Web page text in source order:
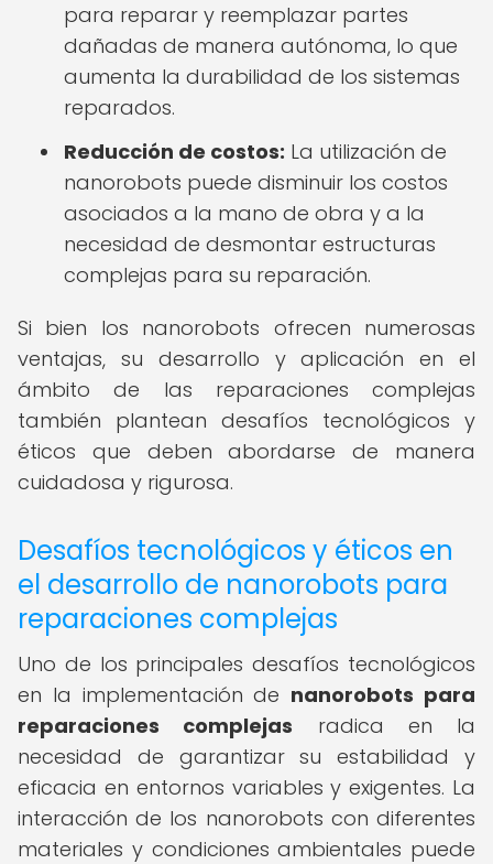
para reparar y reemplazar partes
dañadas de manera autónoma, lo que
aumenta la durabilidad de los sistemas
reparados.
Reducción de costos: La utilización de
nanorobots puede disminuir los costos
asociados a la mano de obra y a la
necesidad de desmontar estructuras
complejas para su reparación.
Si bien los nanorobots ofrecen numerosas
ventajas, su desarrollo y aplicación en el
ámbito de las reparaciones complejas
también plantean desafíos tecnológicos y
éticos que deben abordarse de manera
cuidadosa y rigurosa.
Desafíos tecnológicos y éticos en
el desarrollo de nanorobots para
reparaciones complejas
Uno de los principales desafíos tecnológicos
en la implementación de nanorobots para
reparaciones complejas radica en la
necesidad de garantizar su estabilidad y
eficacia en entornos variables y exigentes. La
interacción de los nanorobots con diferentes
materiales y condiciones ambientales puede